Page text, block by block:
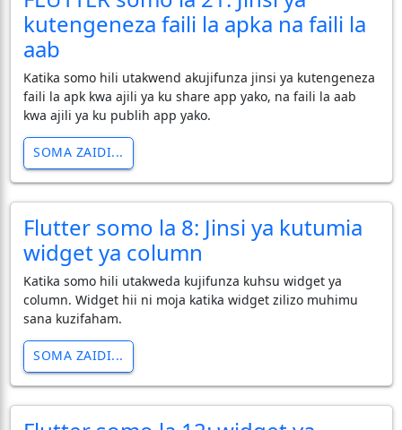
kutengeneza faili la apka na faili la
aab
Katika somo hili utakwend akujifunza jinsi ya kutengeneza
faili la apk kwa ajili ya ku share app yako, na faili la aab
kwa ajili ya ku publih app yako.
SOMA ZAIDI...
Flutter somo la 8: Jinsi ya kutumia
widget ya column
Katika somo hili utakweda kujifunza kuhsu widget ya
column. Widget hii ni moja katika widget zilizo muhimu
sana kuzifaham.
SOMA ZAIDI...